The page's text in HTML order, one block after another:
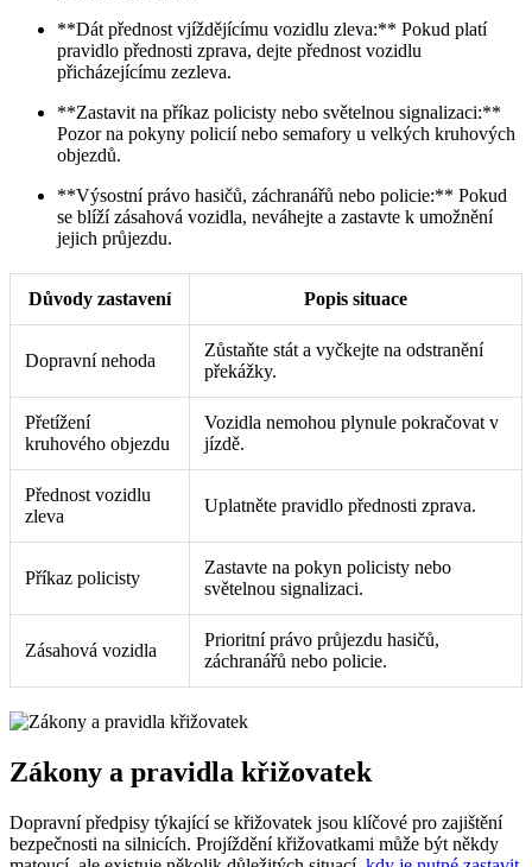
**Dát přednost vjíždějícímu vozidlu zleva:** Pokud platí
pravidlo přednosti zprava, dejte přednost vozidlu
přicházejícímu zezleva.
**Zastavit na příkaz policisty nebo světelnou signalizaci:**
Pozor na pokyny policií nebo semafory u velkých kruhových
objezdů.
**Výsostní právo hasičů, záchranářů nebo policie:** Pokud
se blíží zásahová vozidla, neváhejte a zastavte k umožnění
jejich průjezdu.
Důvody zastavení Popis situace
Dopravní nehoda
Zůstaňte stát a vyčkejte na odstranění
překážky.
Přetížení
kruhového objezdu
Vozidla nemohou plynule pokračovat v
jízdě.
Přednost vozidlu
zleva
Uplatněte pravidlo přednosti zprava.
Příkaz policisty
Zastavte na pokyn policisty nebo
světelnou signalizaci.
Zásahová vozidla
Prioritní právo průjezdu hasičů,
záchranářů nebo policie.
Zákony a pravidla křižovatek
Dopravní předpisy týkající se křižovatek jsou klíčové pro zajištění
bezpečnosti na silnicích. Projíždění křižovatkami může být někdy